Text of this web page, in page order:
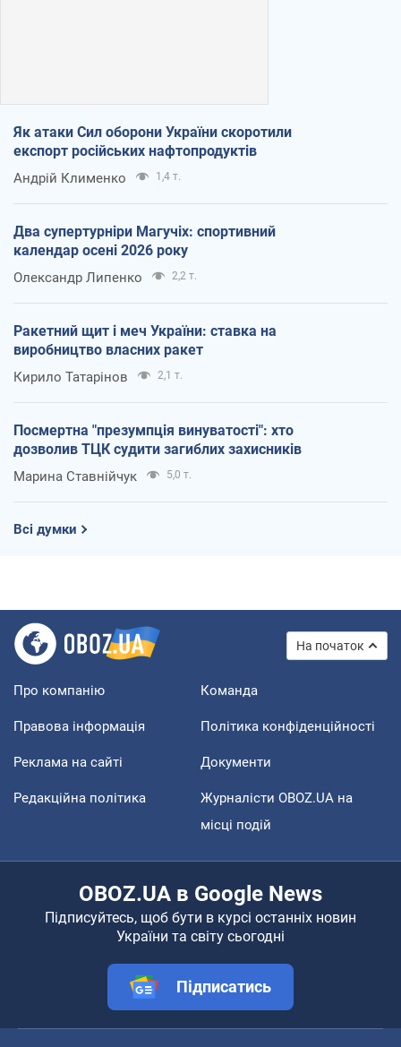
Як атаки Сил оборони України скоротили
експорт російських нафтопродуктів
Андрій Клименко 1,4 т.
Два супертурніри Магучіх: спортивний
календар осені 2026 року
Олександр Липенко 2,2 т.
Ракетний щит і меч України: ставка на
виробництво власних ракет
Кирило Татарінов 2,1 т.
Посмертна "презумпція винуватості": хто
дозволив ТЦК судити загиблих захисників
Марина Ставнійчук 5,0 т.
Всі думки
На початок
Про компанію Команда
Правова інформація Політика конфіденційності
Реклама на сайті Документи
Редакційна політика
Журналісти OBOZ.UA на
місці подій
OBOZ.UA в Google News
Підписуйтесь, щоб бути в курсі останніх новин
України та світу сьогодні
Підписатись